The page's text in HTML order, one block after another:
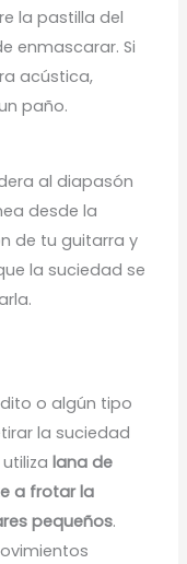
la pastilla del
enmascarar. Si
acústica,
paño.
al diapasón
desde la
de tu guitarra y
la suciedad se
o algún tipo
la suciedad
lana de
a frotar la
pequeños.